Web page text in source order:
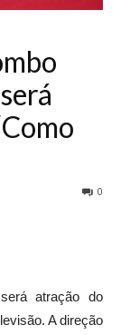
0
atração do
A direção